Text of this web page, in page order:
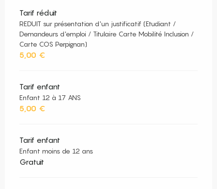
Tarif réduit
REDUIT sur présentation d'un justificatif (Etudiant /
Demandeurs d'emploi / Titulaire Carte Mobilité Inclusion /
Carte COS Perpignan)
5,00 €
Tarif enfant
Enfant 12 à 17 ANS
5,00 €
Tarif enfant
Enfant moins de 12 ans
Gratuit